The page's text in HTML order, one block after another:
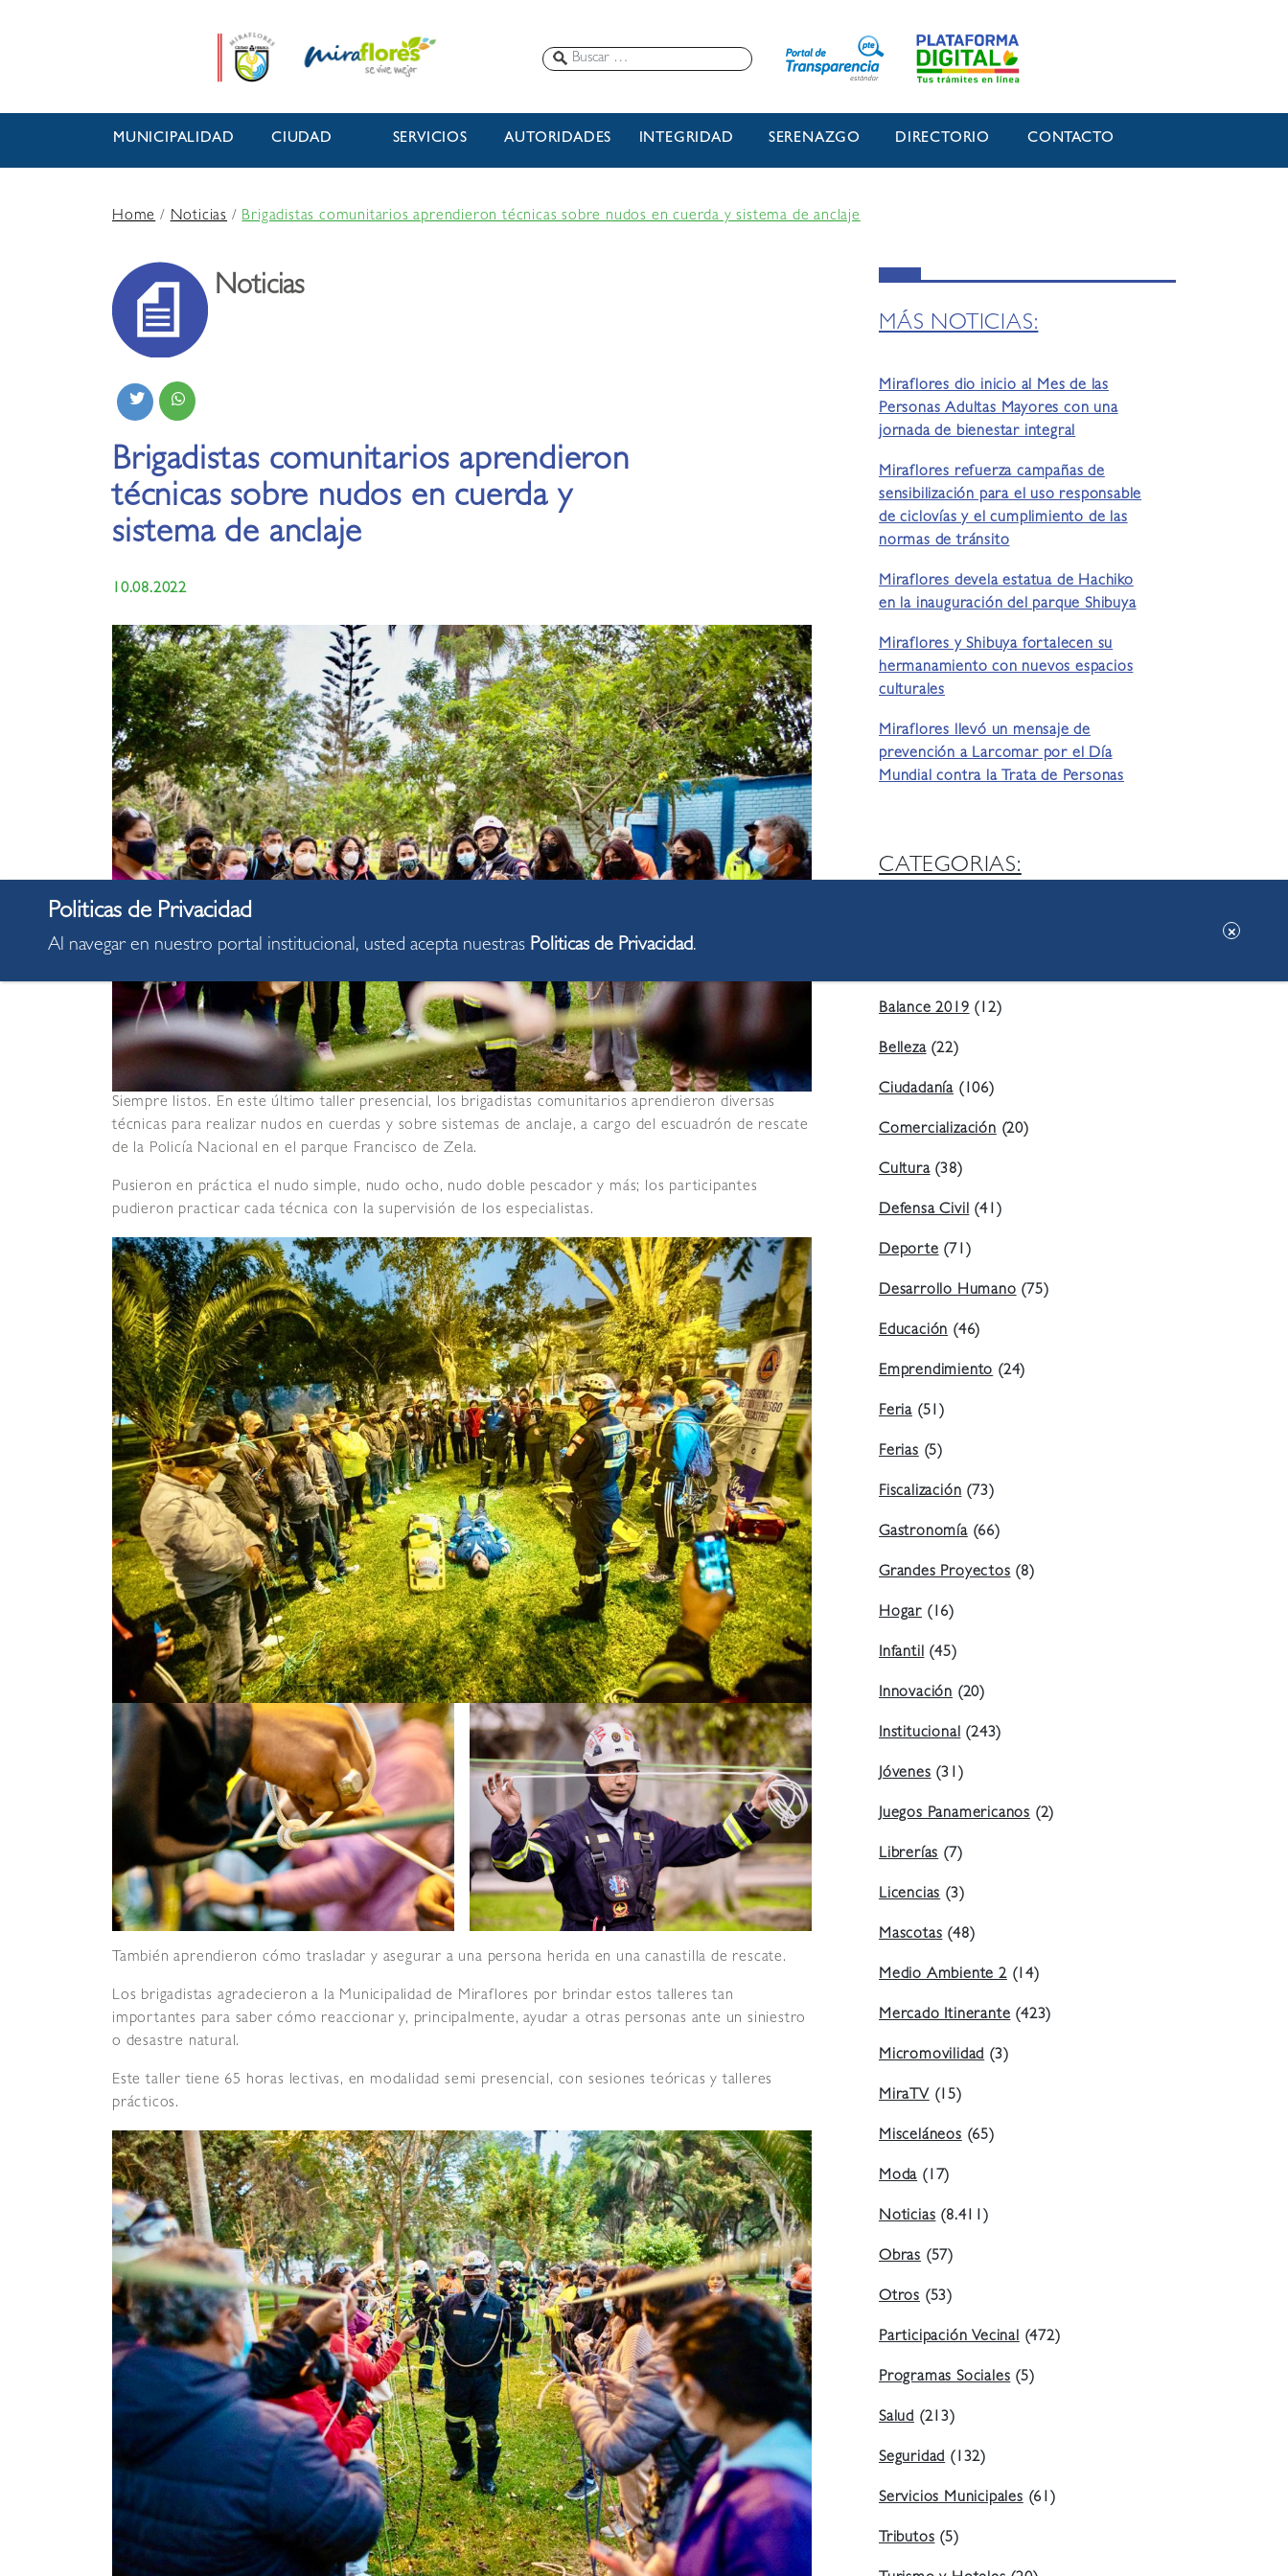
MUNICIPALIDAD CIUDAD SERVICIOS AUTORIDADES INTEGRIDAD SERENAZGO DIRECTORIO CONTACTO
Home/Noticias /Brigadistas comunitarios aprendieron técnicas sobre nudos en cuerda y sistema de anclaje
Noticias
Brigadistas comunitarios aprendieron
técnicas sobre nudos en cuerda y
sistema de anclaje
10.08.2022
Siempre listos. En este último taller presencial, los brigadistas comunitarios aprendieron diversas
técnicas para realizar nudos en cuerdas y sobre sistemas de anclaje, a cargo del escuadrón de rescate
de la Policía Nacional en el parque Francisco de Zela.
Pusieron en práctica el nudo simple, nudo ocho, nudo doble pescador y más; los participantes
pudieron practicar cada técnica con la supervisión de los especialistas.
También aprendieron cómo trasladar y asegurar a una persona herida en una canastilla de rescate.
Los brigadistas agradecieron a la Municipalidad de Miraflores por brindar estos talleres tan
importantes para saber cómo reaccionar y, principalmente, ayudar a otras personas ante un siniestro
o desastre natural.
Este taller tiene 65 horas lectivas, en modalidad semi presencial, con sesiones teóricas y talleres
prácticos.
MÁS NOTICIAS:
Miraflores dio inicio al Mes de las
Personas Adultas Mayores con una
jornada de bienestar integral
Miraflores refuerza campañas de
sensibilización para el uso responsable
de ciclovías y el cumplimiento de las
normas de tránsito
Miraflores devela estatua de Hachiko
en la inauguración del parque Shibuya
Miraflores y Shibuya fortalecen su
hermanamiento con nuevos espacios
culturales
Miraflores llevó un mensaje de
prevención a Larcomar por el Día
Mundial contra la Trata de Personas
CATEGORIAS:
Balance 2019(12)
Belleza(22)
Ciudadanía (106)
Comercialización(20)
Cultura(38)
Defensa Civil(41)
Deporte(71)
Desarrollo Humano(75)
Educación(46)
Emprendimiento(24)
Feria (51)
Ferias(5)
Fiscalización(73)
Gastronomía(66)
Grandes Proyectos(8)
Hogar (16)
Infantil(45)
Innovación (20)
Institucional(243)
Jóvenes(31)
Juegos Panamericanos (2)
Librerías(7)
Licencias(3)
Mascotas(48)
Medio Ambiente 2(14)
Mercado Itinerante(423)
Micromovilidad(3)
MiraTV(15)
Misceláneos(65)
Moda(17)
Noticias(8.411)
Obras (57)
Otros (53)
Participación Vecinal(472)
Programas Sociales(5)
Salud (213)
Seguridad(132)
Servicios Municipales(61)
Tributos(5)
Al navegar en nuestro portal institucional, usted acepta nuestras Politicas de Privacidad.